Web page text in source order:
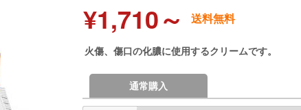
¥1,710～ 送料無料
火傷、傷口の化膿に使用するクリームです。
通常購入